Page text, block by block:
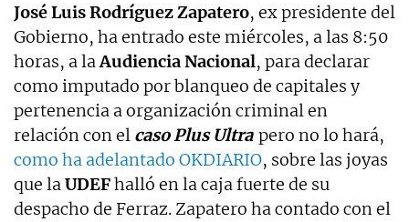
José Luis Rodríguez Zapatero, ex presidente del
Gobierno, ha entrado este miércoles, a las 8:50
horas, a laAudiencia Nacional, para declarar
como imputado por blanqueo de capitales y
pertenencia a organización criminal en
relación con el caso Plus Ultra pero no lo hará,
como ha adelantado OKDIARIO, sobre las joyas
que laUDEFhalló en la caja fuerte de su
despacho de Ferraz. Zapatero ha contado con el